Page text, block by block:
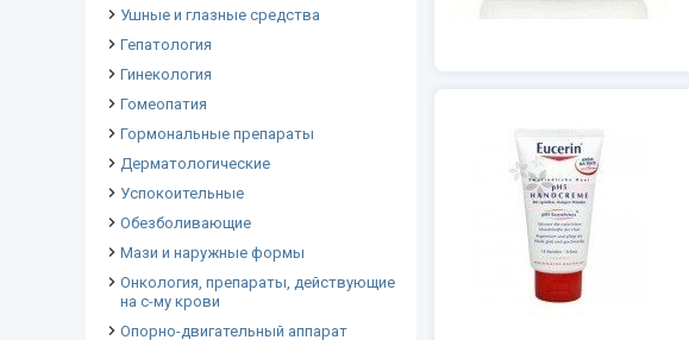
Ушные и глазные средства
Гепатология
Гинекология
Гомеопатия
Гормональные препараты
Дерматологические
Успокоительные
Обезболивающие
Мази и наружные формы
Онкология, препараты, действующие
на с-му крови
Опорно-двигательный аппарат